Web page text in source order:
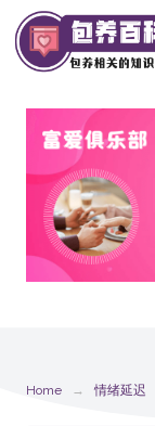
Skip
to
content
Home 情绪延迟